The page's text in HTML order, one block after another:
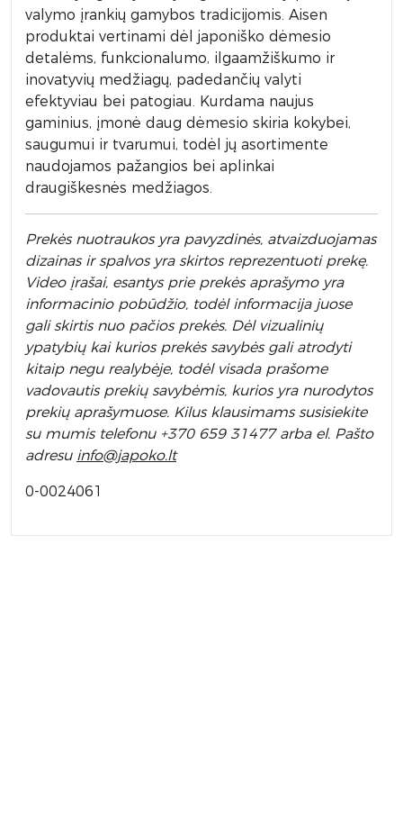
valymo įrankių gamybos tradicijomis. Aisen
produktai vertinami dėl japoniško dėmesio
detalėms, funkcionalumo, ilgaamžiškumo ir
inovatyvių medžiagų, padedančių valyti
efektyviau bei patogiau. Kurdama naujus
gaminius, įmonė daug dėmesio skiria kokybei,
saugumui ir tvarumui, todėl jų asortimente
naudojamos pažangios bei aplinkai
draugiškesnės medžiagos.
Prekės nuotraukos yra pavyzdinės, atvaizduojamas
dizainas ir spalvos yra skirtos reprezentuoti prekę.
Video įrašai, esantys prie prekės aprašymo yra
informacinio pobūdžio, todėl informacija juose
gali skirtis nuo pačios prekės. Dėl vizualinių
ypatybių kai kurios prekės savybės gali atrodyti
kitaip negu realybėje, todėl visada prašome
vadovautis prekių savybėmis, kurios yra nurodytos
prekių aprašymuose. Kilus klausimams susisiekite
su mumis telefonu +370 659 31477 arba el. Pašto
adresu info@japoko.lt
0-0024061